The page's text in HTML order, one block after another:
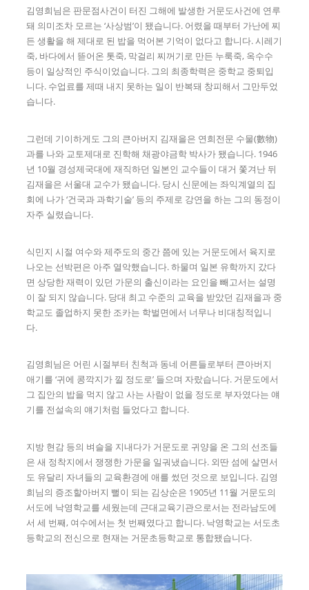
김영희님은 판문점사건이 터진 그해에 발생한 거문도사건에 연루
돼 의미조차 모르는 ‘사상범’이 됐습니다. 어렸을 때부터 가난에 찌
든 생활을 해 제대로 된 밥을 먹어본 기억이 없다고 합니다. 시레기
죽, 바다에서 뜯어온 톳죽, 막걸리 찌꺼기로 만든 누룩죽, 옥수수
등이 일상적인 주식이었습니다. 그의 최종학력은 중학교 중퇴입
니다. 수업료를 제때 내지 못하는 일이 반복돼 창피해서 그만두었
습니다.
그런데 기이하게도 그의 큰아버지 김재을은 연희전문 수물(數物)
과를 나와 교토제대로 진학해 채광야금학 박사가 됐습니다. 1946
년 10월 경성제국대에 재직하던 일본인 교수들이 대거 쫓겨난 뒤
김재을은 서울대 교수가 됐습니다. 당시 신문에는 좌익계열의 집
회에 나가 ‘건국과 과학기술’ 등의 주제로 강연을 하는 그의 동정이
자주 실렸습니다.
식민지 시절 여수와 제주도의 중간 쯤에 있는 거문도에서 육지로
나오는 선박편은 아주 열악했습니다. 하물며 일본 유학까지 갔다
면 상당한 재력이 있던 가문의 출신이라는 요인을 빼고서는 설명
이 잘 되지 않습니다. 당대 최고 수준의 교육을 받았던 김재을과 중
학교도 졸업하지 못한 조카는 학벌면에서 너무나 비대칭적입니
다.
김영희님은 어린 시절부터 친척과 동네 어른들로부터 큰아버지
애기를 ‘귀에 콩깍지가 낄 정도로’ 들으며 자랐습니다. 거문도에서
그 집안의 밥을 먹지 않고 사는 사람이 없을 정도로 부자였다는 얘
기를 전설속의 얘기처럼 들었다고 합니다.
지방 현감 등의 벼슬을 지내다가 거문도로 귀양을 온 그의 선조들
은 새 정착지에서 쟁쟁한 가문을 일궈냈습니다. 외딴 섬에 살면서
도 유달리 자녀들의 교육환경에 애를 썼던 것으로 보입니다. 김영
희님의 증조할아버지 뻘이 되는 김상순은 1905년 11월 거문도의
서도에 낙영학교를 세웠는데 근대교육기관으로서는 전라남도에
서 세 번째, 여수에서는 첫 번째였다고 합니다. 낙영학교는 서도초
등학교의 전신으로 현재는 거문초등학교로 통합됐습니다.